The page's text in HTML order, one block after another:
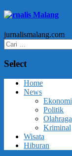
Jurnalis Malang
jurnalismalang.com
Cari
untuk:
Select
Home
News
Ekonomi
Politik
Olahraga
Kriminal
Wisata
Hiburan